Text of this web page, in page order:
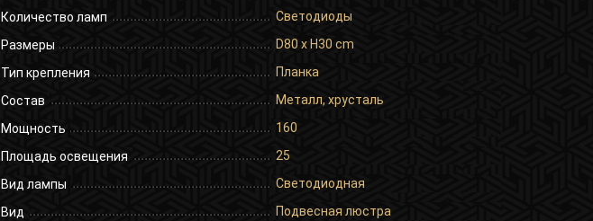
Количество ламп Светодиоды
Размеры D80 x H30 cm
Тип крепления Планка
Состав Металл, хрусталь
Мощность 160
Площадь освещения 25
Вид лампы Светодиодная
Вид Подвесная люстра